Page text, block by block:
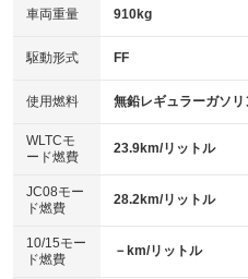
アイドリングストップ
：装備あり
USB入力端子
：装備なし
100V電源
：装備なし
センターデフロック
：装備なし
電動格納ミラー
：装備あり
キーレス
HID(キセノンライト)
：装備なし
バックカメラ
：装備あり
エアロ
：装備なし
：装備なし
パワーシート
ベンチシート
：装備あり
車両重量 910kg
駆動形式 FF
使用燃料 無鉛レギュラーガソリ
WLTCモ
ード燃費
23.9km/リットル
JC08モー
ド燃費
28.2km/リットル
10/15モー
ド燃費
－km/リットル